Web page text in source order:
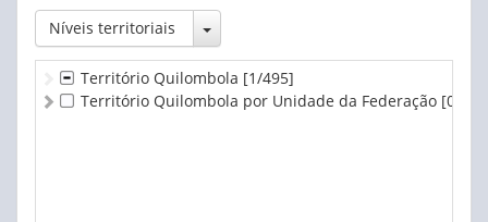
Níveis territoriais Toggle Dropdown
Território Quilombola [1/495]
Território Quilombola por Unidade da Federação [0/